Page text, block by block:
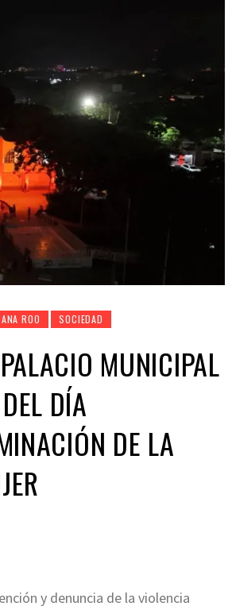
ROO SOCIEDAD
MUNICIPAL
DÍA
DE LA
y denuncia de la violencia